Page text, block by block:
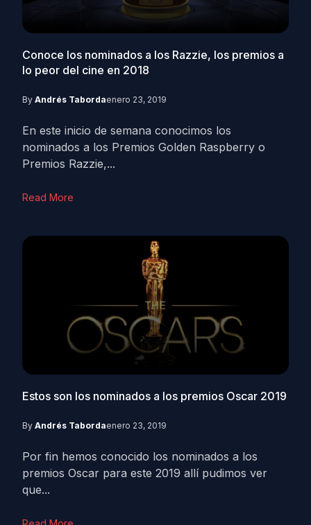
Conoce los nominados a los Razzie, los premios a
lo peor del cine en 2018
By Andrés Tabordaenero 23, 2019
En este inicio de semana conocimos los
nominados a los Premios Golden Raspberry o
Premios Razzie,...
Read More
Estos son los nominados a los premios Oscar 2019
By Andrés Tabordaenero 23, 2019
Por fin hemos conocido los nominados a los
premios Oscar para este 2019 allí pudimos ver
que...